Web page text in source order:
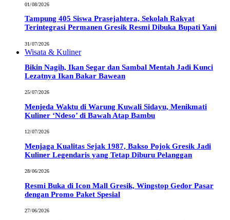
01/08/2026
Tampung 405 Siswa Prasejahtera, Sekolah Rakyat
Terintegrasi Permanen Gresik Resmi Dibuka Bupati Yani
31/07/2026
Wisata & Kuliner
Bikin Nagih, Ikan Segar dan Sambal Mentah Jadi Kunci
Lezatnya Ikan Bakar Bawean
25/07/2026
Menjeda Waktu di Warung Kuwali Sidayu, Menikmati
Kuliner ‘Ndeso’ di Bawah Atap Bambu
12/07/2026
Menjaga Kualitas Sejak 1987, Bakso Pojok Gresik Jadi
Kuliner Legendaris yang Tetap Diburu Pelanggan
28/06/2026
Resmi Buka di Icon Mall Gresik, Wingstop Gedor Pasar
dengan Promo Paket Spesial
27/06/2026